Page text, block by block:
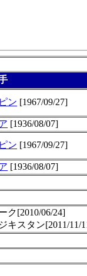
ン [1967/09/27]
[1936/08/07]
ン [1967/09/27]
[1936/08/07]
ク[2010/06/24]
キスタン[2011/11/